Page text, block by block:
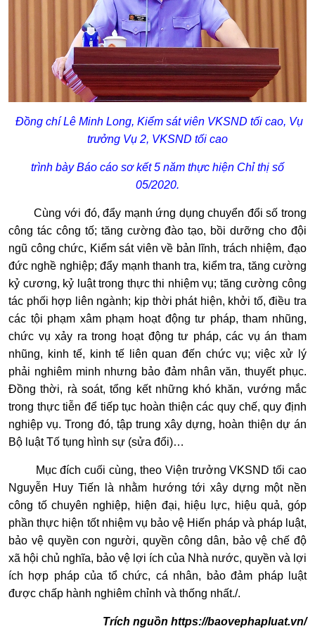
Đồng chí Lê Minh Long, Kiểm sát viên VKSND tối cao, Vụ
trưởng Vụ 2, VKSND tối cao
trình bày Báo cáo sơ kết 5 năm thực hiện Chỉ thị số
05/2020.
Cùng với đó, đẩy mạnh ứng dụng chuyển đổi số trong
công tác công tố; tăng cường đào tạo, bồi dưỡng cho đội
ngũ công chức, Kiểm sát viên về bản lĩnh, trách nhiệm, đạo
đức nghề nghiệp; đẩy mạnh thanh tra, kiểm tra, tăng cường
kỷ cương, kỷ luật trong thực thi nhiệm vụ; tăng cường công
tác phối hợp liên ngành; kịp thời phát hiện, khởi tố, điều tra
các tội phạm xâm phạm hoạt động tư pháp, tham nhũng,
chức vụ xảy ra trong hoạt động tư pháp, các vụ án tham
nhũng, kinh tế, kinh tế liên quan đến chức vụ; việc xử lý
phải nghiêm minh nhưng bảo đảm nhân văn, thuyết phục.
Đồng thời, rà soát, tổng kết những khó khăn, vướng mắc
trong thực tiễn để tiếp tục hoàn thiện các quy chế, quy định
nghiệp vụ. Trong đó, tập trung xây dựng, hoàn thiện dự án
Bộ luật Tố tụng hình sự (sửa đổi)…
Mục đích cuối cùng, theo Viện trưởng VKSND tối cao
Nguyễn Huy Tiến là nhằm hướng tới xây dựng một nền
công tố chuyên nghiệp, hiện đại, hiệu lực, hiệu quả, góp
phần thực hiện tốt nhiệm vụ bảo vệ Hiến pháp và pháp luật,
bảo vệ quyền con người, quyền công dân, bảo vệ chế độ
xã hội chủ nghĩa, bảo vệ lợi ích của Nhà nước, quyền và lợi
ích hợp pháp của tổ chức, cá nhân, bảo đảm pháp luật
được chấp hành nghiêm chỉnh và thống nhất./.
Trích nguồn https://baovephapluat.vn/